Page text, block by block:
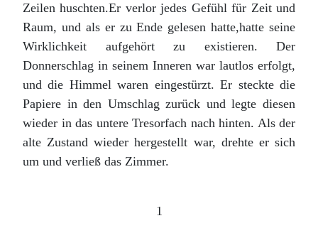
Zeilen huschten.Er verlor jedes Gefühl für Zeit und
Raum, und als er zu Ende gelesen hatte,hatte seine
Wirklichkeit aufgehört zu existieren. Der
Donnerschlag in seinem Inneren war lautlos erfolgt,
und die Himmel waren eingestürzt. Er steckte die
Papiere in den Umschlag zurück und legte diesen
wieder in das untere Tresorfach nach hinten. Als der
alte Zustand wieder hergestellt war, drehte er sich
um und verließ das Zimmer.
1